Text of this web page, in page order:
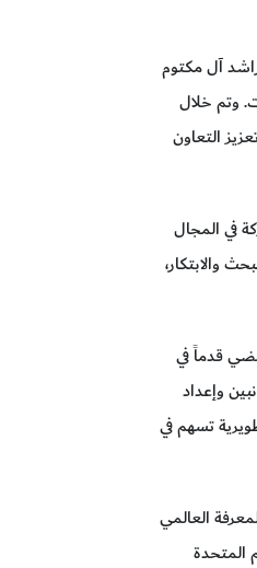
آل مكتوم
وتم خلال
التعاون
في المجال
والابتكار،
قدماً في
وإعداد
تسهم في
العالمي
المتحدة